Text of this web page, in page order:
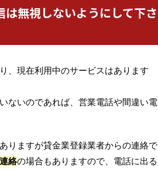
無視しないようにして下さ
、現在利用中のサービスはあります
ないのであれば、営業電話や間違い電
りますが貸金業登録業者からの連絡で
絡の場合もありますので、電話に出る